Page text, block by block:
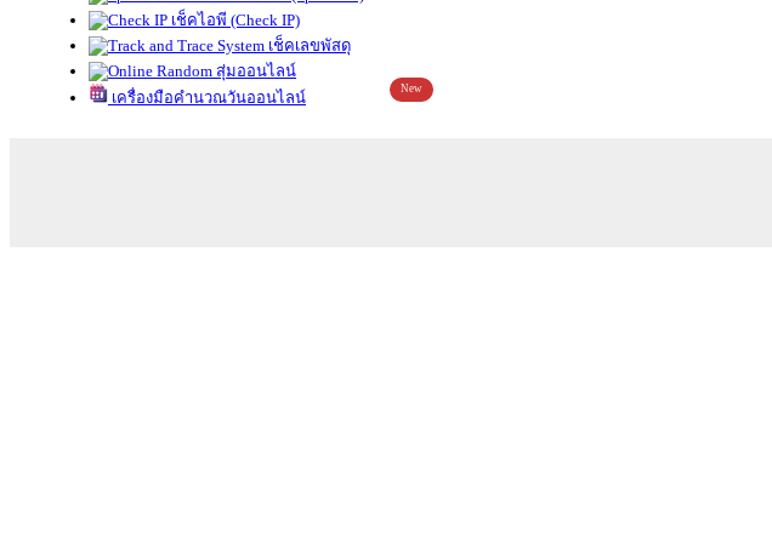
เช็คไอพี (Check IP)
เช็คเลขพัสดุ
สุ่มออนไลน์
เครื่องมือคำนวณวันออนไลน์
New